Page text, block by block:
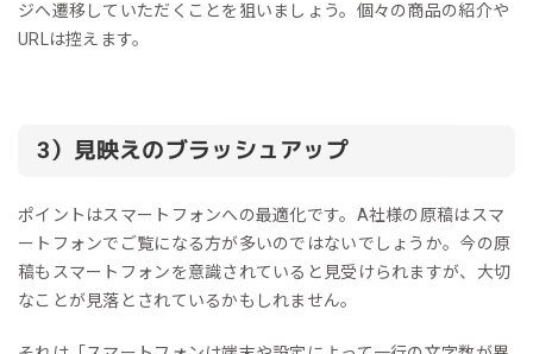
ジへ遷移していただくことを狙いましょう。個々の商品の紹介や
URLは控えます。
3）見映えのブラッシュアップ
ポイントはスマートフォンへの最適化です。A社様の原稿はスマ
ートフォンでご覧になる方が多いのではないでしょうか。今の原
稿もスマートフォンを意識されていると見受けられますが、大切
なことが見落とされているかもしれません。